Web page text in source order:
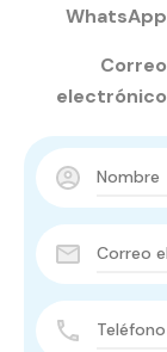
WhatsApp
Correo
electrónico